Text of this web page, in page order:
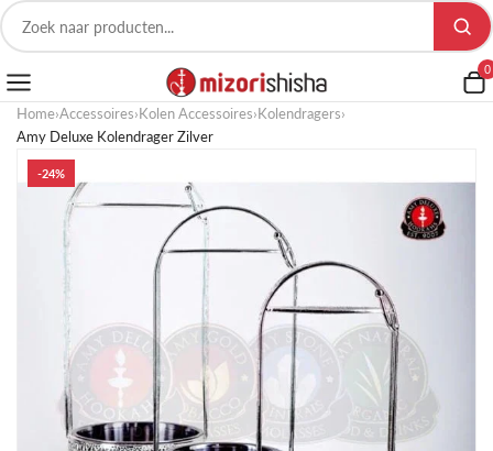
0
Home›Accessoires›Kolen Accessoires›Kolendragers›
Amy Deluxe Kolendrager Zilver
-24%